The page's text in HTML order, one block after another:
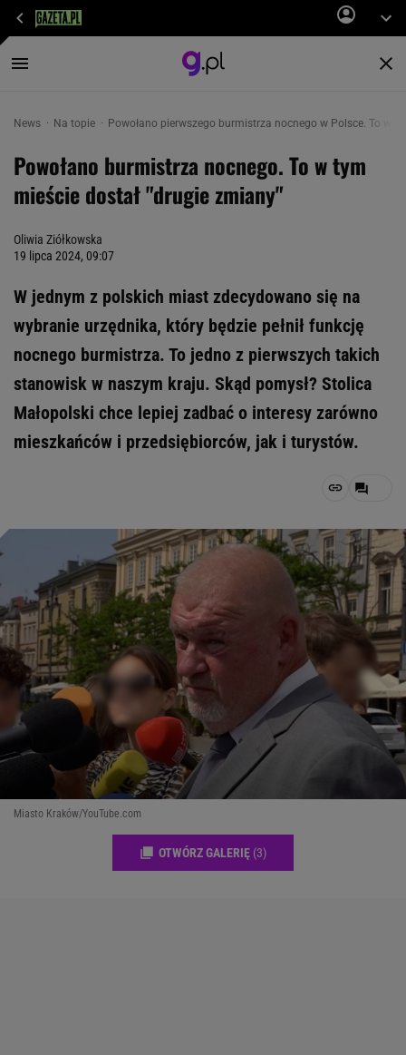
News Na topie Powołano pierwszego burmistrza nocnego w Polsce. To w
Powołano burmistrza nocnego. To w tym
mieście dostał "drugie zmiany"
Oliwia Ziółkowska
19 lipca 2024, 09:07
W jednym z polskich miast zdecydowano się na
wybranie urzędnika, który będzie pełnił funkcję
nocnego burmistrza. To jedno z pierwszych takich
stanowisk w naszym kraju. Skąd pomysł? Stolica
Małopolski chce lepiej zadbać o interesy zarówno
mieszkańców i przedsiębiorców, jak i turystów.
Miasto Kraków/YouTube.com
OTWÓRZ GALERIĘ (3)